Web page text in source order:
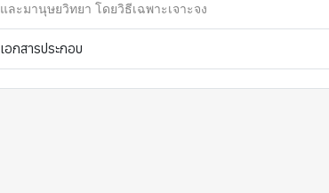
และมานุษยวิทยา โดยวิธีเฉพาะเจาะจง
เอกสารประกอบ